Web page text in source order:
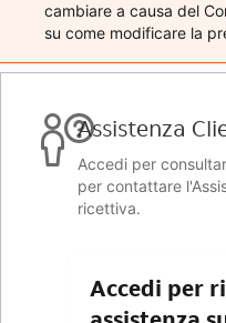
cambiare a causa del
su come modificare la
Assistenza
Accedi per
per contattare
ricettiva.
Accedi per